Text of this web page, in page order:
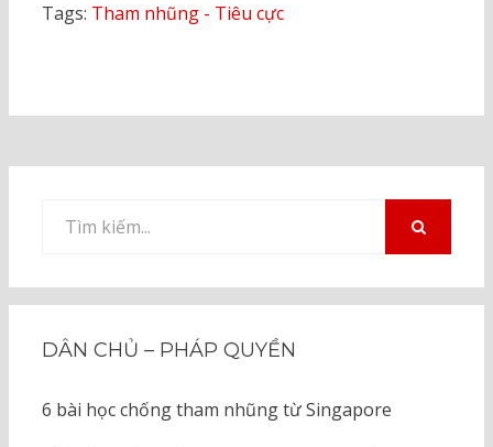
Tags: Tham nhũng - Tiêu cực
kiếm
DÂN CHỦ – PHÁP QUYỀN
6 bài học chống tham nhũng từ Singapore